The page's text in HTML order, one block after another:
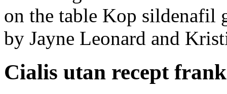
on the table Kop sildenafil
by Jayne Leonard and
Cialis utan recept